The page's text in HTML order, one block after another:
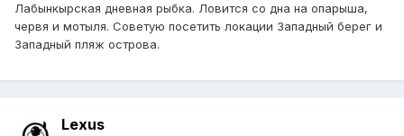
Лабынкырская дневная рыбка. Ловится со дна на опарыша,
червя и мотыля. Советую посетить локации Западный берег и
Западный пляж острова.
Lexus